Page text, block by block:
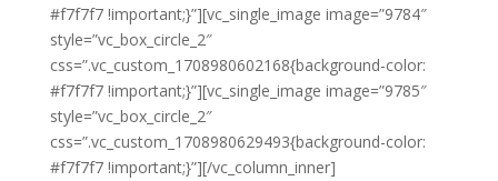
#f7f7f7 !important;}”][vc_single_image image=”9784″
style=”vc_box_circle_2″
css=”.vc_custom_1708980602168{background-color:
#f7f7f7 !important;}”][vc_single_image image=”9785″
style=”vc_box_circle_2″
css=”.vc_custom_1708980629493{background-color:
#f7f7f7 !important;}”][/vc_column_inner]